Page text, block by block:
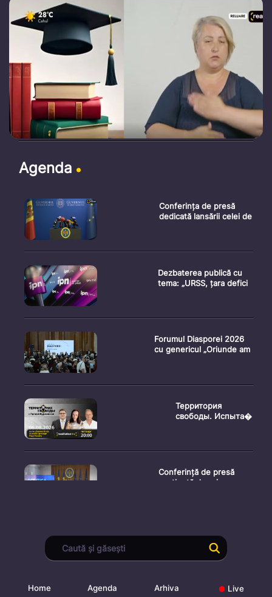
Agenda
Conferința de presă
dedicată lansării celei de
Dezbaterea publică cu
tema: „URSS, țara defici
Forumul Diasporei 2026
cu genericul „Oriunde am
Территория
свободы. Испыта�
Conferință de presă
susținută de prim-
Ședința Consiliului
Superior al Procurorilor
din
Home Agenda Arhiva Live